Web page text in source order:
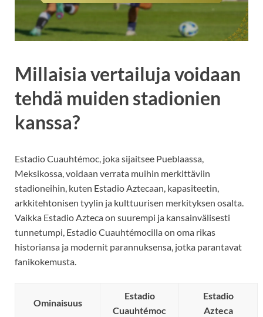
Millaisia vertailuja voidaan
tehdä muiden stadionien
kanssa?
Estadio Cuauhtémoc, joka sijaitsee Pueblaassa,
Meksikossa, voidaan verrata muihin merkittäviin
stadioneihin, kuten Estadio Aztecaan, kapasiteetin,
arkkitehtonisen tyylin ja kulttuurisen merkityksen osalta.
Vaikka Estadio Azteca on suurempi ja kansainvälisesti
tunnetumpi, Estadio Cuauhtémocilla on oma rikas
historiansa ja modernit parannuksensa, jotka parantavat
fanikokemusta.
Ominaisuus
Estadio
Cuauhtémoc
Estadio
Azteca